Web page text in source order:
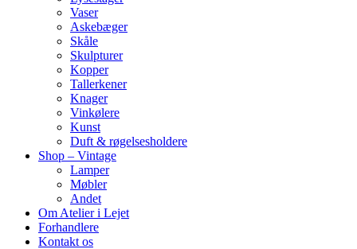
Vaser
Askebæger
Skåle
Skulpturer
Kopper
Tallerkener
Knager
Vinkølere
Kunst
Duft & røgelsesholdere
Shop – Vintage
Lamper
Møbler
Andet
Om Atelier i Lejet
Forhandlere
Kontakt os